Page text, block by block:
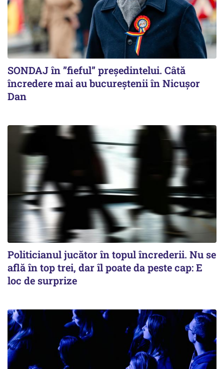
SONDAJ în ”fieful” președintelui. Câtă
încredere mai au bucureștenii în Nicușor
Dan
Politicianul jucător în topul încrederii. Nu se
află în top trei, dar îl poate da peste cap: E
loc de surprize